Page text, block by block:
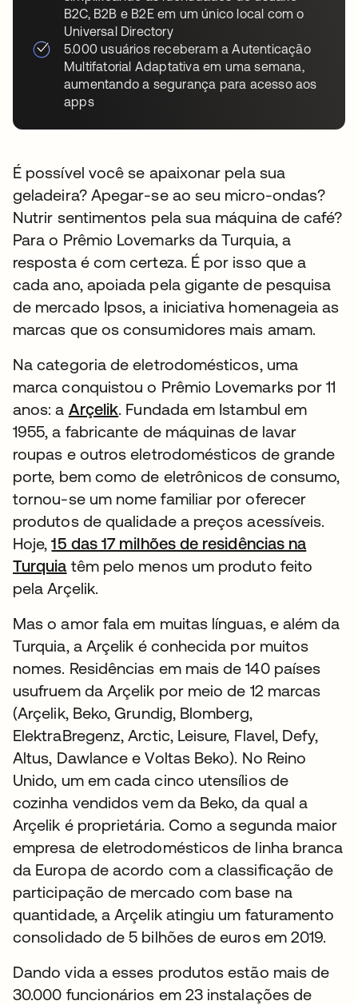
B2C, B2B e B2E em um único local com o
Universal Directory
5.000 usuários receberam a Autenticação
Multifatorial Adaptativa em uma semana,
aumentando a segurança para acesso aos
apps
É possível você se apaixonar pela sua
geladeira? Apegar-se ao seu micro-ondas?
Nutrir sentimentos pela sua máquina de café?
Para o Prêmio Lovemarks da Turquia, a
resposta é com certeza. É por isso que a
cada ano, apoiada pela gigante de pesquisa
de mercado Ipsos, a iniciativa homenageia as
marcas que os consumidores mais amam.
Na categoria de eletrodomésticos, uma
marca conquistou o Prêmio Lovemarks por 11
anos: a Arçelikabre em uma nova guia
. Fundada em Istambul em
1955, a fabricante de máquinas de lavar
roupas e outros eletrodomésticos de grande
porte, bem como de eletrônicos de consumo,
tornou-se um nome familiar por oferecer
produtos de qualidade a preços acessíveis.
Hoje,15 das 17 milhões de residências na
Turquia abre em uma nova guia
têm pelo menos um produto feito
pela Arçelik.
Mas o amor fala em muitas línguas, e além da
Turquia, a Arçelik é conhecida por muitos
nomes. Residências em mais de 140 países
usufruem da Arçelik por meio de 12 marcas
(Arçelik, Beko, Grundig, Blomberg,
ElektraBregenz, Arctic, Leisure, Flavel, Defy,
Altus, Dawlance e Voltas Beko). No Reino
Unido, um em cada cinco utensílios de
cozinha vendidos vem da Beko, da qual a
Arçelik é proprietária. Como a segunda maior
empresa de eletrodomésticos de linha branca
da Europa de acordo com a classificação de
participação de mercado com base na
quantidade, a Arçelik atingiu um faturamento
consolidado de 5 bilhões de euros em 2019.
Dando vida a esses produtos estão mais de
30.000 funcionários em 23 instalações de